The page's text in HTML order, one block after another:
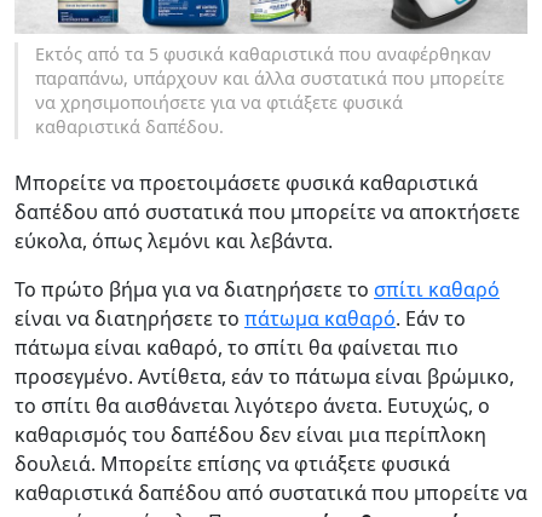
Εκτός από τα 5 φυσικά καθαριστικά που αναφέρθηκαν
παραπάνω, υπάρχουν και άλλα συστατικά που μπορείτε
να χρησιμοποιήσετε για να φτιάξετε φυσικά
καθαριστικά δαπέδου.
Μπορείτε να προετοιμάσετε φυσικά καθαριστικά
δαπέδου από συστατικά που μπορείτε να αποκτήσετε
εύκολα, όπως λεμόνι και λεβάντα.
Το πρώτο βήμα για να διατηρήσετε το σπίτι καθαρό
είναι να διατηρήσετε το πάτωμα καθαρό. Εάν το
πάτωμα είναι καθαρό, το σπίτι θα φαίνεται πιο
προσεγμένο. Αντίθετα, εάν το πάτωμα είναι βρώμικο,
το σπίτι θα αισθάνεται λιγότερο άνετα. Ευτυχώς, ο
καθαρισμός του δαπέδου δεν είναι μια περίπλοκη
δουλειά. Μπορείτε επίσης να φτιάξετε φυσικά
καθαριστικά δαπέδου από συστατικά που μπορείτε να